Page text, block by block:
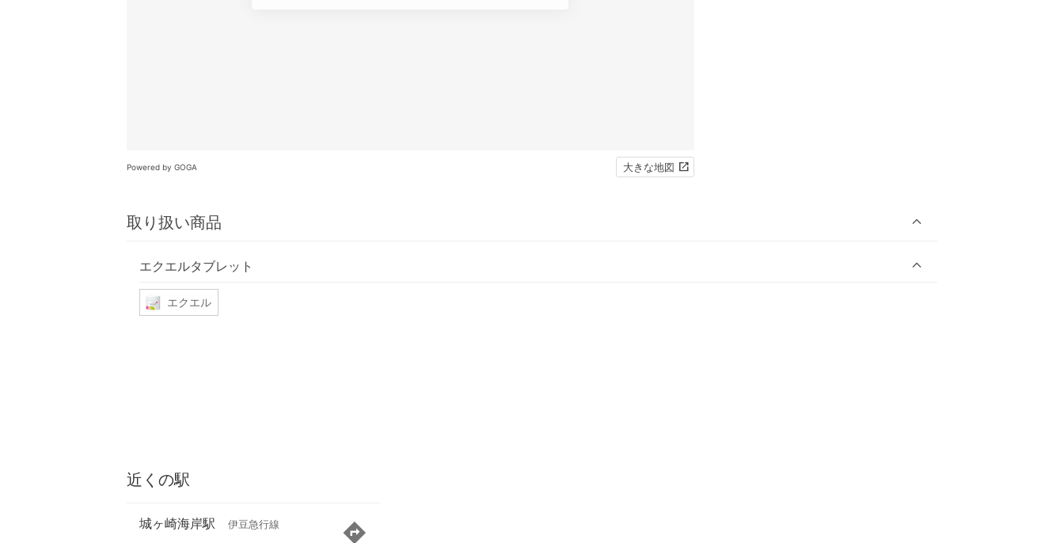
Powered by GOGA 大きな地図
取り扱い商品
エクエルタブレット
エクエル
近くの駅
城ヶ崎海岸駅 伊豆急行線